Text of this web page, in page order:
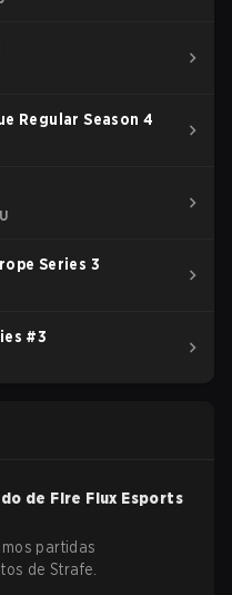
Regular Season 4
Series 3
#3
de Fire Flux Esports
partidas
de Strafe.